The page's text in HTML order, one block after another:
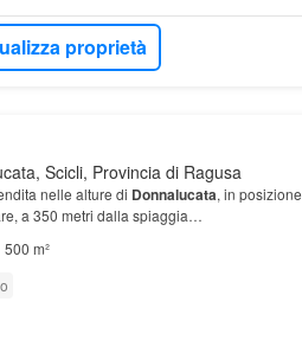
proprietà
Scicli, Provincia di Ragusa
nelle alture di Donnalucata, in posizione
a 350 metri dalla spiaggia…
500 m²